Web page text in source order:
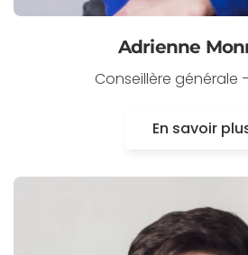
Adrienne
Conseillère générale
En savoir